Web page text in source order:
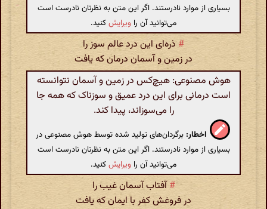
بسیاری از موارد نادرستند. اگر این متن به نظرتان نادرست است
می‌توانید آن را ویرایشکنید.
# ذره‌ای این درد عالم سوز را
در زمین و آسمان درمان که یافت
هوش مصنوعی: هیچ‌کس در زمین و آسمان نتوانسته
است درمانی برای این درد عمیق و سوزناک که همه جا
را می‌سوزاند، پیدا کند.
اخطار: برگردان‌های تولید شده توسط هوش مصنوعی در
بسیاری از موارد نادرستند. اگر این متن به نظرتان نادرست است
می‌توانید آن را ویرایشکنید.
#آفتاب آسمان غیب را
در فروغش کفر با ایمان که یافت